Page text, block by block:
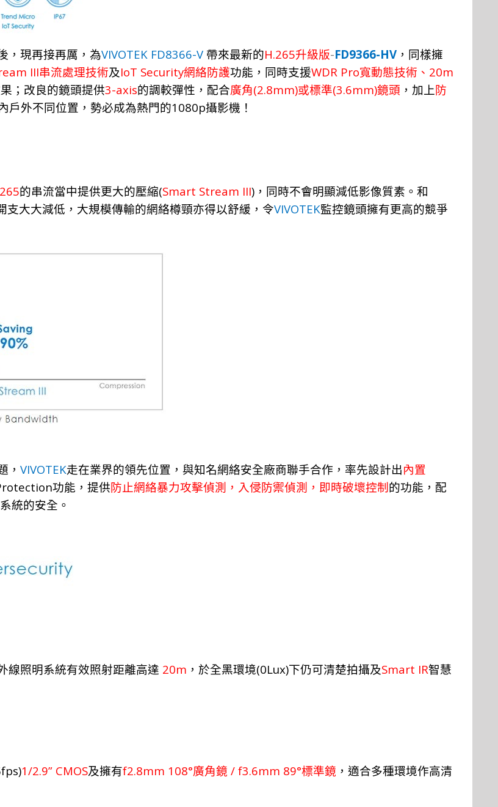
， 現再接再厲 ， 為VIVOTEK FD8366-V 帶來最新的H.265升級版-FD9366-HV ， 同樣擁
III串流處理技術及IoT Security網絡防護功能， 同 時支援WDR Pro寬動態技術、 20m
果； 改良的鏡頭提供3-axis的調較彈性， 配合廣角(2.8mm)或標準(3.6mm)鏡頭 ， 加 上 防
戶外不同位置，勢必成為熱門的1080p攝影機！
的串流當中提供更大的壓縮(Smart Stream III) ，同時不會明顯減低影像質素。 和
支大大減低，大規模傳輸的網絡樽頸亦得以舒緩，令VIVOTEK監控鏡頭擁有更高的競爭
， VIVOTEK走在業界的領先位置，與知名網絡安全廠商聯手合作，率先設計出內置
功能，提供防止網絡暴力攻擊偵測，入侵防禦偵測，即時破壞控制 的功能，配
統的安全。
線照明系統有效照射距離高達 20m ，於全黑環境(0Lux)下仍可清楚拍攝及Smart IR智慧
1/2.9” CMOS及擁有f2.8mm 108°廣角鏡 / f3.6mm 89°標準鏡 ，適合多種環境作高清